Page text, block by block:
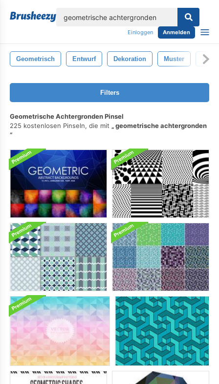
Einloggen Anmelden
Geometrisch Entwurf Dekoration Muster
Filters
Geometrische Achtergronden Pinsel
225 kostenlosen Pinseln, die mit
geometrische achtergronden